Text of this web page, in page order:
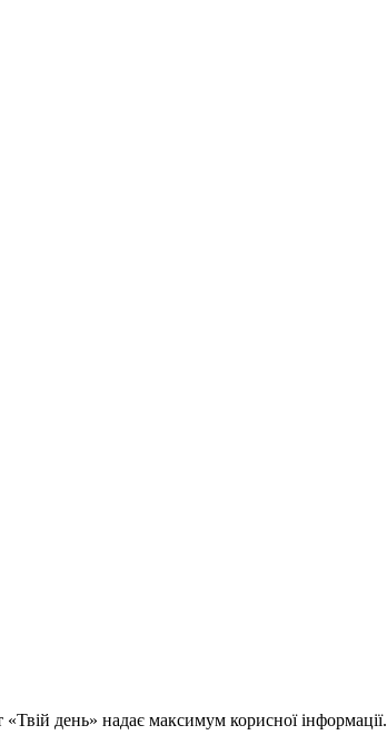
день» надає максимум корисної інформації.